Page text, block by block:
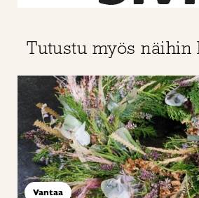
Tutustu myös näihin
Vantaa